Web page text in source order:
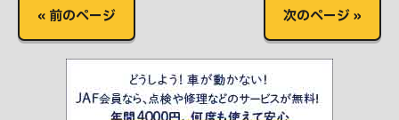
« 前のページ 次のページ »